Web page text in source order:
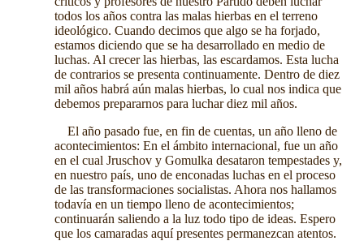
todos los años contra las malas hierbas en el terreno
ideológico. Cuando decimos que algo se ha forjado,
estamos diciendo que se ha desarrollado en medio de
luchas. Al crecer las hierbas, las escardamos. Esta lucha
de contrarios se presenta continuamente. Dentro de diez
mil años habrá aún malas hierbas, lo cual nos indica que
debemos prepararnos para luchar diez mil años.
El año pasado fue, en fin de cuentas, un año lleno de
acontecimientos: En el ámbito internacional, fue un año
en el cual Jruschov y Gomulka desataron tempestades y,
en nuestro país, uno de enconadas luchas en el proceso
de las transformaciones socialistas. Ahora nos hallamos
todavía en un tiempo lleno de acontecimientos;
continuarán saliendo a la luz todo tipo de ideas. Espero
que los camaradas aquí presentes permanezcan atentos.